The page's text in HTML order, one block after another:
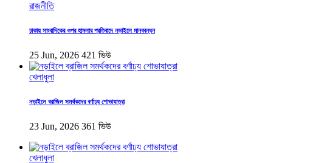
রাজনীতি
ঢাকায় সাংবাদিকের ওপর হামলার প্রতিবাদে নড়াইলে মানববন্ধন
25 Jun, 2026 421 ভিউ
খেলাধুলা
নড়াইলে ব্রাজিল সমর্থকদের বর্ণাঢ্য শোভাযাত্রা
23 Jun, 2026 361 ভিউ
খেলাধুলা